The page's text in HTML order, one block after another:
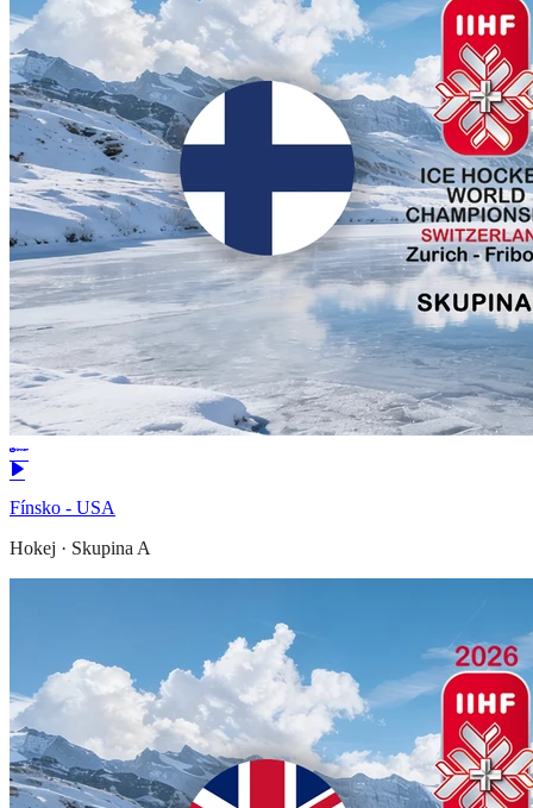
Fínsko - USA
Hokej · Skupina A